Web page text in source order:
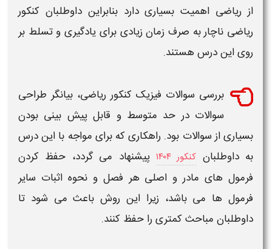
از ریاضی اهمیت بسیاری دارد بنابراین داوطلبان کنکور
ریاضی ناچار به صرف زمان زیادی برای یادگیری و تسلط بر
روی این درس هستند.
بررسی سوالات فیزیک کنکور ریاضی، بیانگر طراحی
سوالاتدر حد متوسط و قابل پیش بینی بودن
بسیاری ازسوالات بود. راهکاری که برای مواجه با این درس
به داوطلبان کنکور ۱۴۰۴
پیشنهاد می گردد، حفظ کردن
فرمول های مادر و اصلی هر فصل و نحوه اثبات سایر
فرمول ها می باشد، زیرا این روش باعث می شود تا
داوطلبان مباحث کمتری را حفظ کنند.